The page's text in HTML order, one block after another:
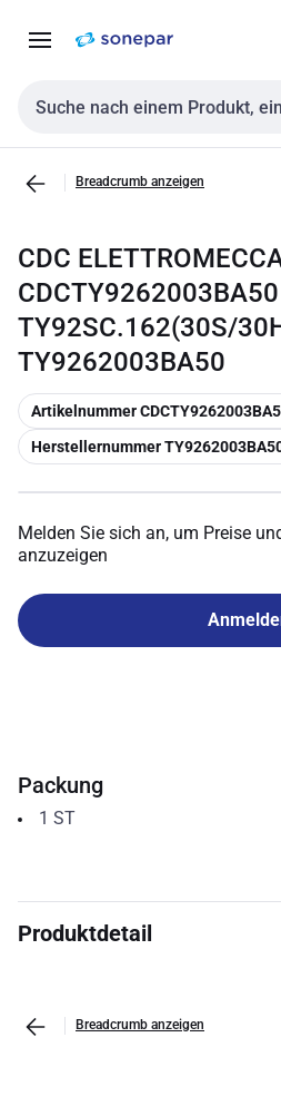
NavigationInhalt
Sucheingabe
Breadcrumb anzeigen
CDC
CDCTY9262003BA50
TY92SC.162(30S/
TY9262003BA50
Kopieren
Artikelnummer
Kopieren
Herstellernummer
Melden Sie sich an, um Preise
anzuzeigen
Packung
1 ST
Produktdetail
Breadcrumb anzeigen